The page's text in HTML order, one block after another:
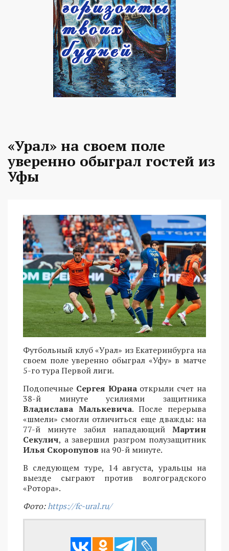
«Урал» на своем поле
уверенно обыграл гостей из
Уфы
Футбольный клуб «Урал» из Екатеринбурга на
своем поле уверенно обыграл «Уфу» в матче
5-го тура Первой лиги.
Подопечные Сергея Юрана открыли счет на
38-й минуте усилиями защитника
Владислава Малькевича. После перерыва
«шмели» смогли отличиться еще дважды: на
77-й минуте забил нападающий Мартин
Секулич, а завершил разгром полузащитник
Илья Скоропупов на 90-й минуте.
В следующем туре, 14 августа, уральцы на
выезде сыграют против волгоградского
«Ротора».
Фото:https://fc-ural.ru/